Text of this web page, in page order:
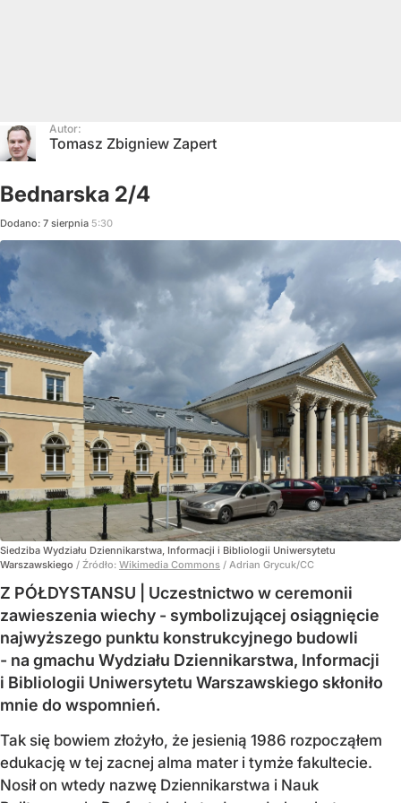
Autor:
Tomasz Zbigniew Zapert
Bednarska 2/4
Dodano: 7 sierpnia 5:30
Siedziba Wydziału Dziennikarstwa, Informacji i Bibliologii Uniwersytetu
Warszawskiego / Źródło: Wikimedia Commons / Adrian Grycuk/CC
Z PÓŁDYSTANSU | Uczestnictwo w ceremonii
zawieszenia wiechy - symbolizującej osiągnięcie
najwyższego punktu konstrukcyjnego budowli
- na gmachu Wydziału Dziennikarstwa, Informacji
i Bibliologii Uniwersytetu Warszawskiego skłoniło
mnie do wspomnień.
Tak się bowiem złożyło, że jesienią 1986 rozpocząłem
edukację w tej zacnej alma mater i tymże fakultecie.
Nosił on wtedy nazwę Dziennikarstwa i Nauk